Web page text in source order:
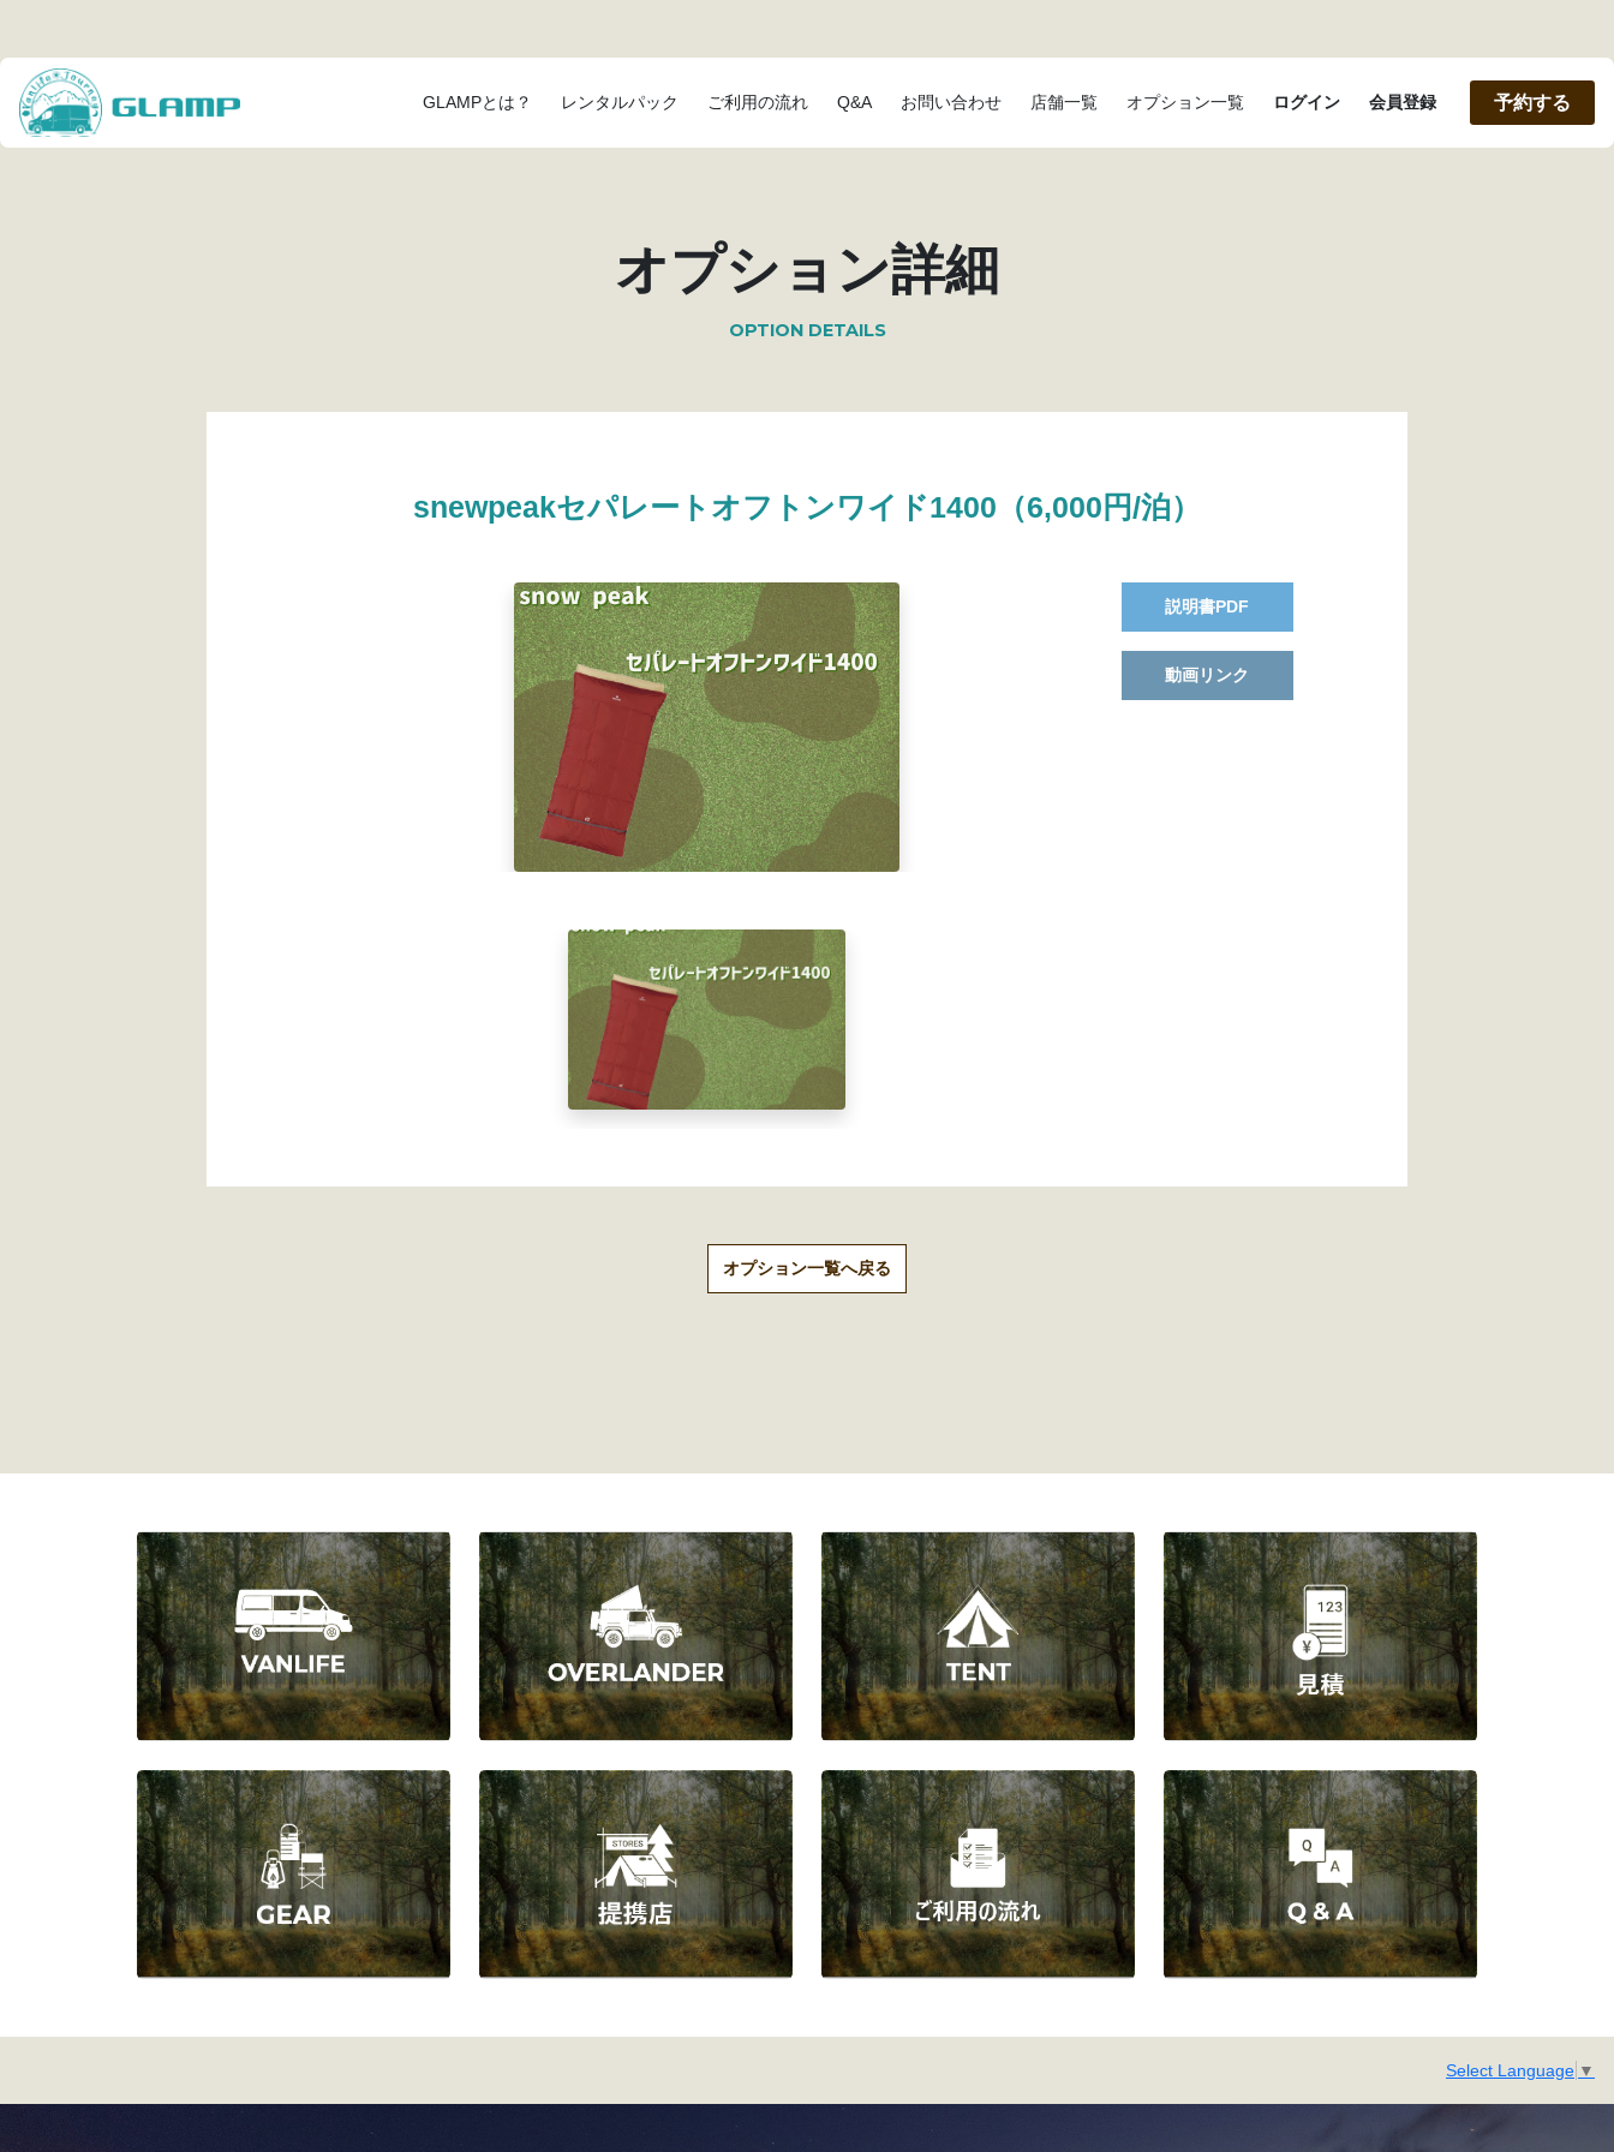
GLAMPとは？ レンタルパック ご利用の流れ Q&A お問い合わせ 店舗一覧 オプション一覧 ログイン 会員登録 予約する
オプション詳細
OPTION DETAILS
snewpeakセパレートオフトンワイド1400（6,000円/泊）
説明書PDF
動画リンク
オプション一覧へ戻る
Select Language ▼